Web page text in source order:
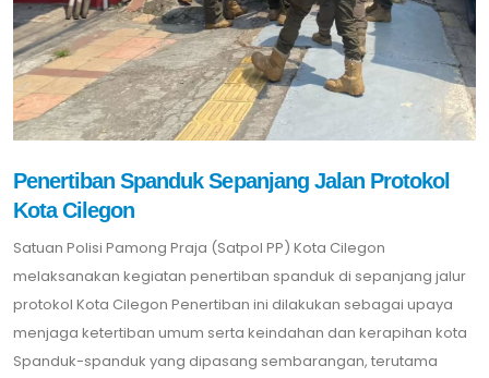
Penertiban Spanduk Sepanjang Jalan Protokol
Kota Cilegon
Satuan Polisi Pamong Praja (Satpol PP) Kota Cilegon
melaksanakan kegiatan penertiban spanduk di sepanjang jalur
protokol Kota Cilegon Penertiban ini dilakukan sebagai upaya
menjaga ketertiban umum serta keindahan dan kerapihan kota
Spanduk-spanduk yang dipasang sembarangan, terutama